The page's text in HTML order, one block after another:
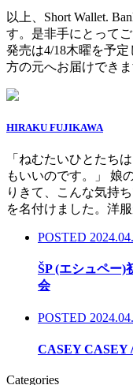
以上、Short Wallet.
す。是非手にとって
発売は4/18木曜を予
方の元へお届けできま
HIRAKU FUJIKAWA
「ねむたいひとた
もいいのです。」 娘
りきて、こんな気持
を名付けました。洋
POSTED
ŠP (エシュペー)
会
POSTED
CASEY CASEY
Categories